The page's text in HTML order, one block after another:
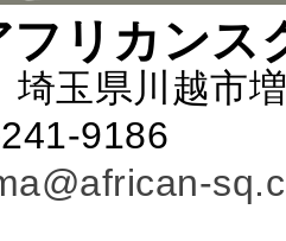
フリカンス
玉県川越市
241-